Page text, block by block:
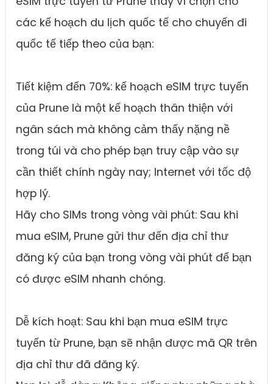
các kế hoạch du lịch quốc tế cho chuyến đi
quốc tế tiếp theo của bạn:
Tiết kiệm đến 70%: kế hoạch eSIM trực tuyến
của Prune là một kế hoạch thân thiện với
ngân sách mà không cảm thấy nặng nề
trong túi và cho phép bạn truy cập vào sự
cần thiết chính ngày nay; Internet với tốc độ
hợp lý.
Hãy cho SIMs trong vòng vài phút: Sau khi
mua eSIM, Prune gửi thư đến địa chỉ thư
đăng ký của bạn trong vòng vài phút để bạn
có được eSIM nhanh chóng.
Dễ kích hoạt: Sau khi bạn mua eSIM trực
tuyến từ Prune, bạn sẽ nhận được mã QR trên
địa chỉ thư đã đăng ký.